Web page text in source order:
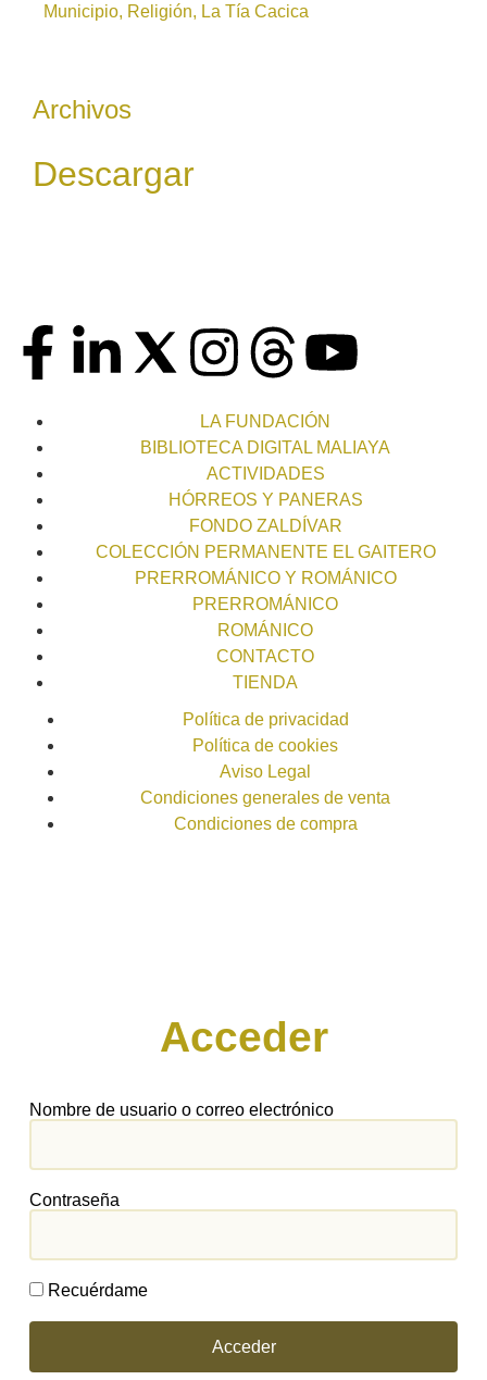
Municipio, Religión, La Tía Cacica
Archivos
Descargar
LA FUNDACIÓN
BIBLIOTECA DIGITAL MALIAYA
ACTIVIDADES
HÓRREOS Y PANERAS
FONDO ZALDÍVAR
COLECCIÓN PERMANENTE EL GAITERO
PRERROMÁNICO Y ROMÁNICO
PRERROMÁNICO
ROMÁNICO
CONTACTO
TIENDA
Política de privacidad
Política de cookies
Aviso Legal
Condiciones generales de venta
Condiciones de compra
Acceder
Nombre de usuario o correo electrónico
Contraseña
Recuérdame
Acceder